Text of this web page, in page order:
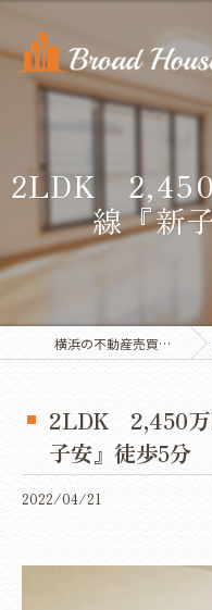
2LDK
線『新
横浜の不動産売買ならBroad House
2LDK 2,450
子安』徒歩5分
2022/04/21